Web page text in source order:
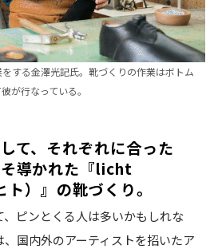
する金澤光記氏。靴づくりの作業はボトム
が行なっている。
て、それぞれに合った
導かれた『licht
）』の靴づくり。
ピンとくる人は多いかもしれな
国内外のアーティストを招いたア